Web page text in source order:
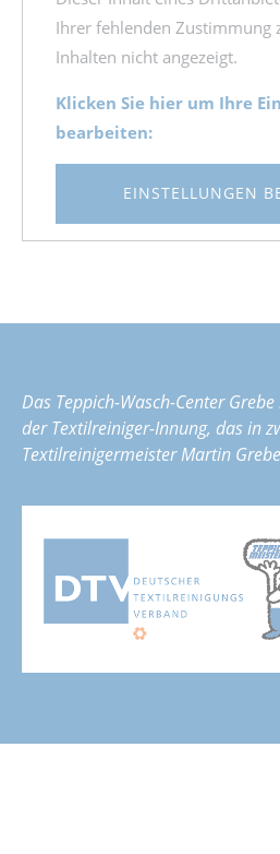
Ihrer fehlenden Zustimmung
Inhalten nicht angezeigt.
Klicken Sie hier um Ihre
bearbeiten:
EINSTELLUNGEN
Das Teppich-Wasch-Center
der Textilreiniger-Innung, das in
Textilreinigermeister Martin